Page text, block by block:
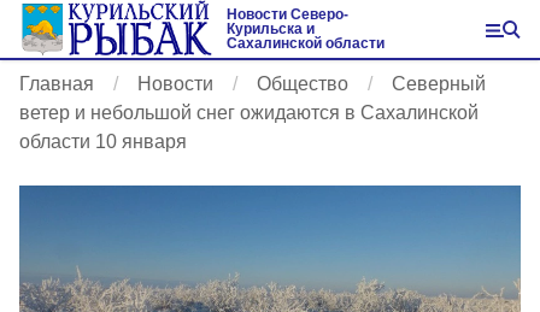
Новости Северо-
Курильска и
Сахалинской области
Главная Новости Общество
Северный
ветер и небольшой снег ожидаются в Сахалинской
области 10 января